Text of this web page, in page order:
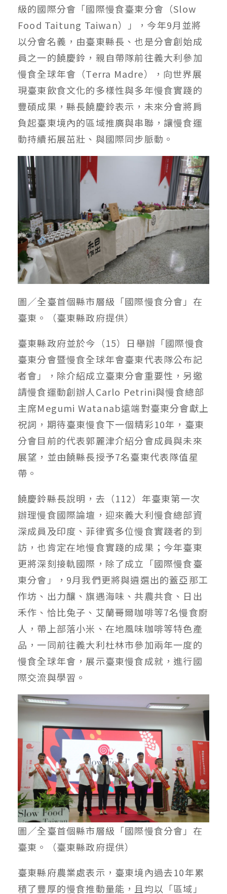
級的國際分會「國際慢食臺東分會（Slow
Food Taitung Taiwan）」，今年9月並將
以分會名義，由臺東縣長、也是分會創始成
員之一的饒慶鈴，親自帶隊前往義大利參加
慢食全球年會（Terra Madre），向世界展
現臺東飲食文化的多樣性與多年慢食實踐的
豐碩成果，縣長饒慶鈴表示，未來分會將肩
負起臺東境內的區域推廣與串聯，讓慢食運
動持續拓展茁壯、與國際同步脈動。
圖／全臺首個縣市層級「國際慢食分會」在
臺東。（臺東縣政府提供）
臺東縣政府並於今（15）日舉辦「國際慢食
臺東分會暨慢食全球年會臺東代表隊公布記
者會」，除介紹成立臺東分會重要性，另邀
請慢食運動創辦人Carlo Petrini與慢食總部
主席Megumi Watanab遠端對臺東分會獻上
祝詞，期待臺東慢食下一個精彩10年，臺東
分會目前的代表郭麗津介紹分會成員與未來
展望，並由饒縣長授予7名臺東代表隊值星
帶。
饒慶鈴縣長說明，去（112）年臺東第一次
辦理慢食國際論壇，迎來義大利慢食總部資
深成員及印度、菲律賓多位慢食實踐者的到
訪，也肯定在地慢食實踐的成果；今年臺東
更將深刻接軌國際，除了成立「國際慢食臺
東分會」，9月我們更將與遴選出的蓋亞那工
作坊、出力釀、旗遇海味、共農共食、日出
禾作、恰比兔子、艾蘭哥爾咖啡等7名慢食廚
人，帶上部落小米、在地風味咖啡等特色產
品，一同前往義大利杜林市參加兩年一度的
慢食全球年會，展示臺東慢食成就，進行國
際交流與學習。
圖／全臺首個縣市層級「國際慢食分會」在
臺東。（臺東縣政府提供）
臺東縣府農業處表示，臺東境內過去10年累
積了豐厚的慢食推動量能，且均以「區域」